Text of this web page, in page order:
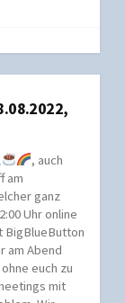
, auch
am
ganz
Uhr online
BigBlueButton
am Abend
euch zu
mit